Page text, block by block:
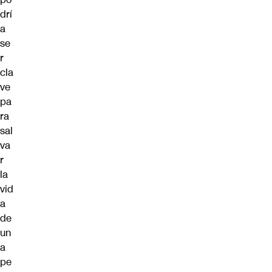
drí
a
se
r
cla
ve
pa
ra
sal
va
r
la
vid
a
de
un
a
pe